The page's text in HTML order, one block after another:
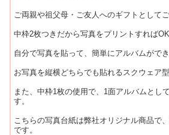
ご両親や祖父母・ご友人へのギフトとして
中枠2枚つきだから写真をプリントすればOK
自分で写真を貼って、簡単にアルバムがで
お写真を縦横どちらでも貼れるスクウェア型
また、中枠1枚の使用で、1面アルバムとし
す。
こちらの写真台紙は弊社オリジナル商品で
です。